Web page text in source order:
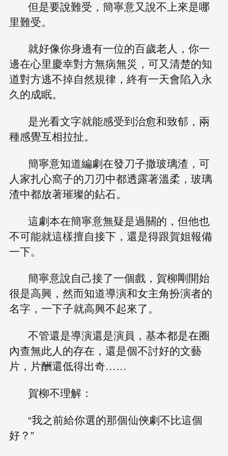
但是要說難受，簡寧意又說不上來是哪
里難受。
就好像你身邊有一位的百歲老人，你一
邊在心里慶幸對方無病無災，可又清楚的知
道對方逃不掉自然規律，終有一天會陷入永
久的成眠。
是光看文字就能感受到治愈和致郁，兩
種感覺互相拉扯。
簡寧意知道編劇在發刀子撒玻璃渣，可
人家扎心窩子的刀刃中都透露著溫柔，玻璃
渣中都放著璀璨的鉆石。
這劇本在簡寧意無疑是過關的，但他也
不可能就這樣擅自接下，還是得跟賀姐報備
一下。
簡寧意說自己接了一個戲，賀柳剛開始
很是高興，然而知道導演和女主角扮演者的
名字，一下子就高興不起來了。
不管還是導演還是演員，基本都是在圈
內查無此人的存在，還是個不討好的文藝
片，片酬還低得出奇……
賀柳不理解：
“我之前給你選的那個仙俠劇不比這個
好？”